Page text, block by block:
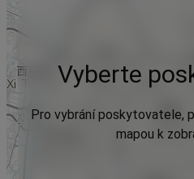
Vyberte
Pro vybrání poskytovatele,
mapou k